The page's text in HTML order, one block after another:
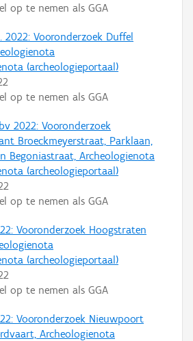
op te nemen als GGA
2022: Vooronderzoek Duffel
(archeologieportaal)
op te nemen als GGA
2022: Vooronderzoek
Broeckmeyerstraat, Parklaan,
Begoniastraat, Archeologienota
(archeologieportaal)
op te nemen als GGA
Vooronderzoek Hoogstraten
(archeologieportaal)
op te nemen als GGA
Vooronderzoek Nieuwpoort
Archeologienota